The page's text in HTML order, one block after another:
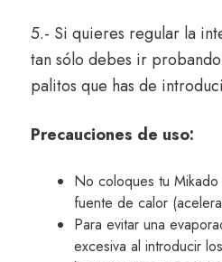
5.- Si quieres regular la
tan sólo debes ir
palitos que has de
Precauciones de uso:
No coloques tu
fuente de calor
Para evitar una
excesiva al introducir